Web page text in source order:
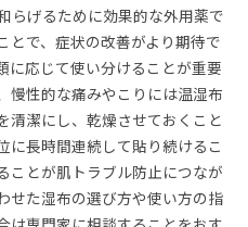
らげるために効果的な外用薬で
とで、症状の改善がより期待で
に応じて使い分けることが重要
慢性的な痛みやこりには温湿布
清潔にし、乾燥させておくこと
に長時間連続して貼り続けるこ
ことが肌トラブル防止につなが
せた湿布の選び方や使い方の指